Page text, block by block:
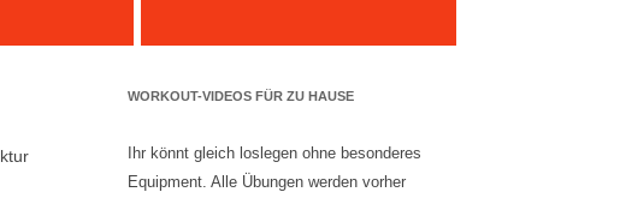
WORKOUT-VIDEOS FÜR ZU HAUSE
Ihr könnt gleich loslegen ohne besonderes
Equipment. Alle Übungen werden vorher